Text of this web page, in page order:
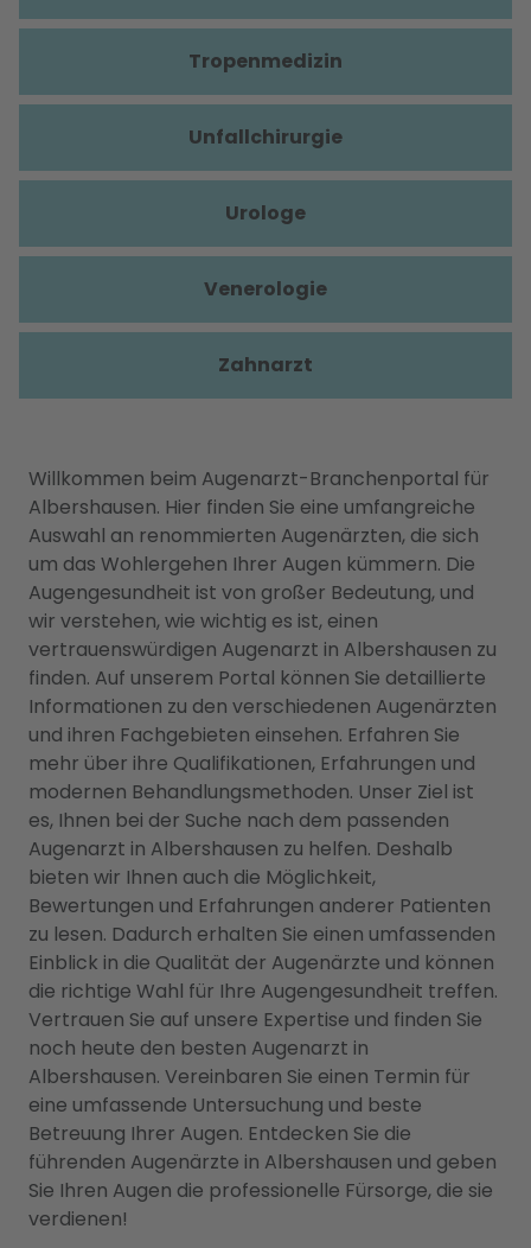
Willkommen beim Augenarzt-Branchenportal für
Albershausen. Hier finden Sie eine umfangreiche
Auswahl an renommierten Augenärzten, die sich
um das Wohlergehen Ihrer Augen kümmern. Die
Augengesundheit ist von großer Bedeutung, und
wir verstehen, wie wichtig es ist, einen
vertrauenswürdigen Augenarzt in Albershausen zu
finden. Auf unserem Portal können Sie detaillierte
Informationen zu den verschiedenen Augenärzten
und ihren Fachgebieten einsehen. Erfahren Sie
mehr über ihre Qualifikationen, Erfahrungen und
modernen Behandlungsmethoden. Unser Ziel ist
es, Ihnen bei der Suche nach dem passenden
Augenarzt in Albershausen zu helfen. Deshalb
bieten wir Ihnen auch die Möglichkeit,
Bewertungen und Erfahrungen anderer Patienten
zu lesen. Dadurch erhalten Sie einen umfassenden
Einblick in die Qualität der Augenärzte und können
die richtige Wahl für Ihre Augengesundheit treffen.
Vertrauen Sie auf unsere Expertise und finden Sie
noch heute den besten Augenarzt in
Albershausen. Vereinbaren Sie einen Termin für
eine umfassende Untersuchung und beste
Betreuung Ihrer Augen. Entdecken Sie die
führenden Augenärzte in Albershausen und geben
Sie Ihren Augen die professionelle Fürsorge, die sie
verdienen!
Tropenmedizin
Unfallchirurgie
Urologe
Venerologie
Zahnarzt